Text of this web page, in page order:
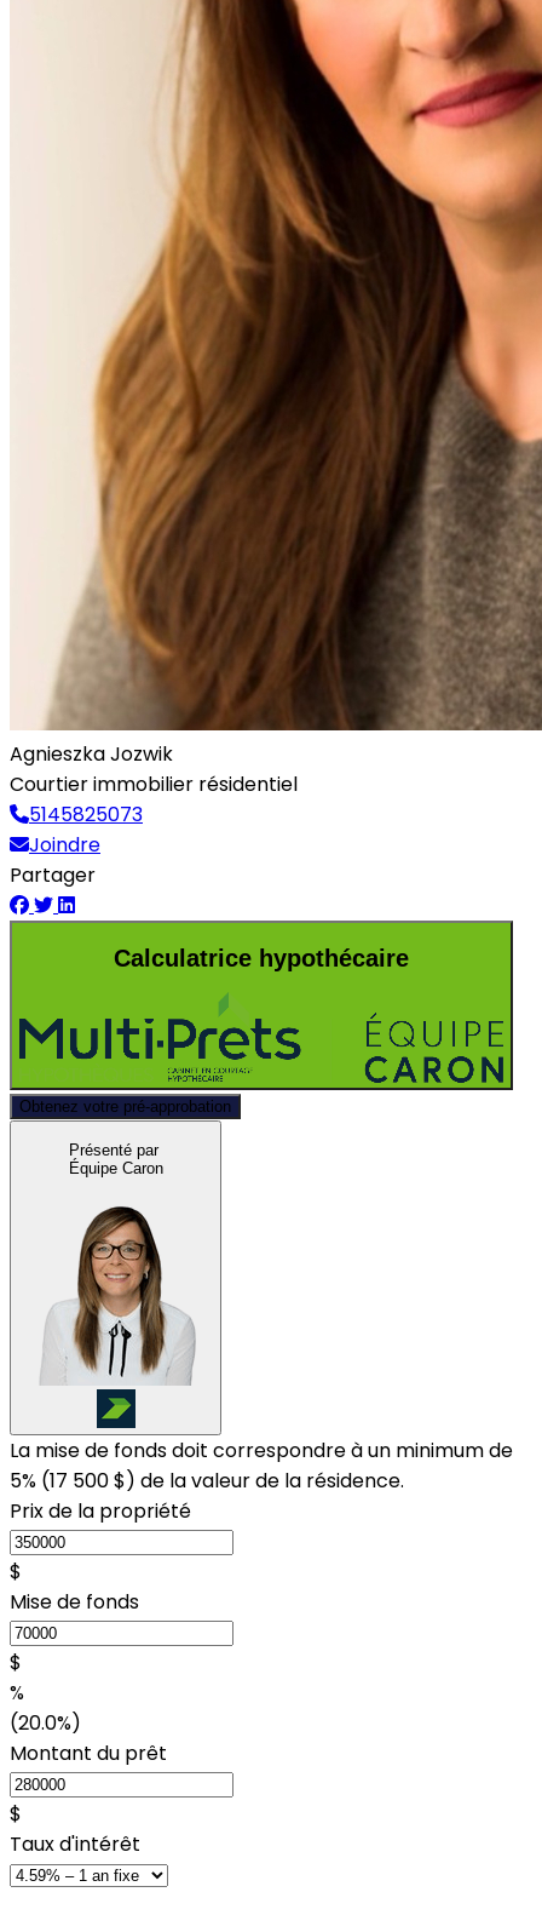
Agnieszka Jozwik
Courtier immobilier résidentiel
5145825073
Joindre
Partager
Calculatrice hypothécaire
Obtenez votre pré-approbation
Présenté par
Équipe Caron
La mise de fonds doit correspondre à un minimum de
5% (17 500 $) de la valeur de la résidence.
Prix de la propriété
$
Mise de fonds
$
%
(20.0%)
Montant du prêt
$
Taux d'intérêt